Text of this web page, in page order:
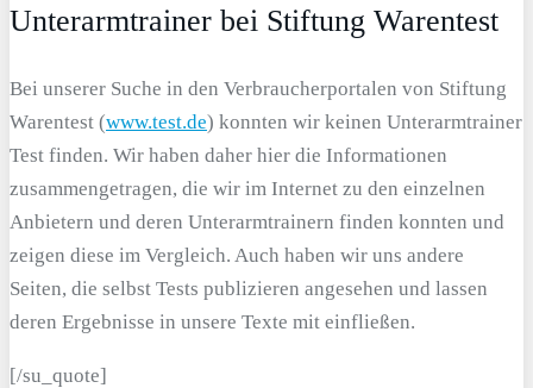
Unterarmtrainer bei Stiftung Warentest
Bei unserer Suche in den Verbraucherportalen von Stiftung
Warentest (www.test.de) konnten wir keinen Unterarmtrainer
Test finden. Wir haben daher hier die Informationen
zusammengetragen, die wir im Internet zu den einzelnen
Anbietern und deren Unterarmtrainern finden konnten und
zeigen diese im Vergleich. Auch haben wir uns andere
Seiten, die selbst Tests publizieren angesehen und lassen
deren Ergebnisse in unsere Texte mit einfließen.
[/su_quote]